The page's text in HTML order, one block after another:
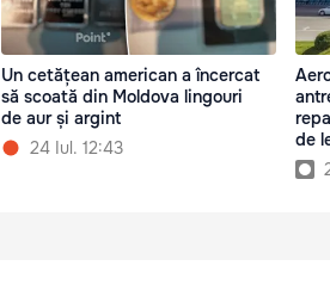
Un cetățean american a încercat
să scoată din Moldova lingouri
de aur și argint
24 Iul. 12:43
de